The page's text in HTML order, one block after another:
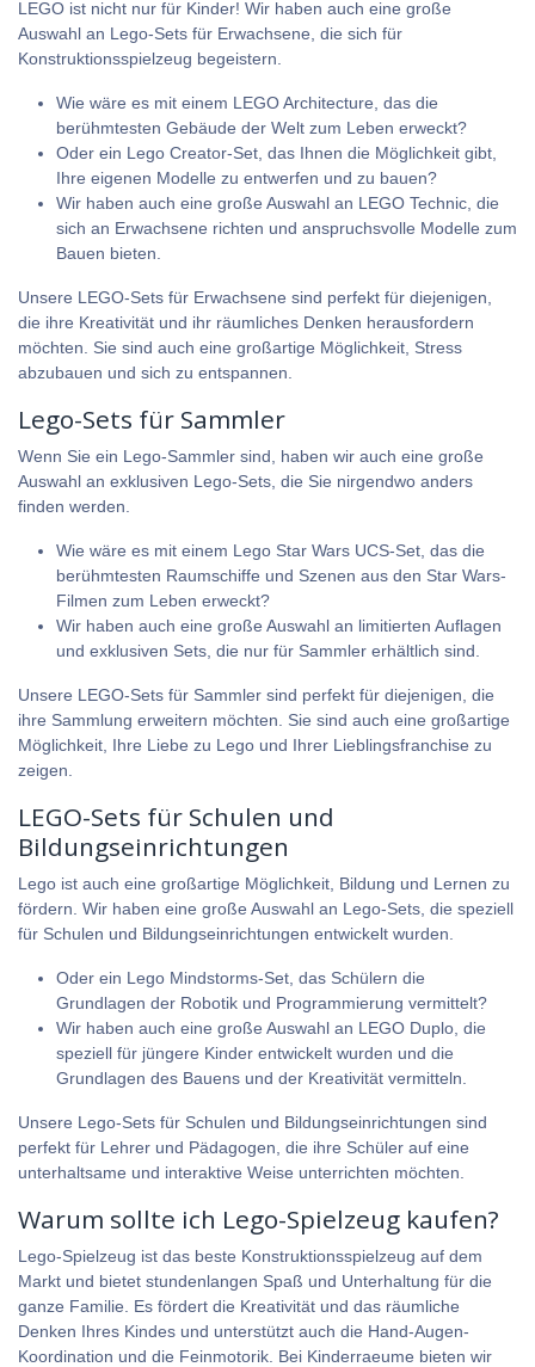
LEGO ist nicht nur für Kinder! Wir haben auch eine große
Auswahl an Lego-Sets für Erwachsene, die sich für
Konstruktionsspielzeug begeistern.
Wie wäre es mit einem LEGO Architecture , das die
berühmtesten Gebäude der Welt zum Leben erweckt?
Oder ein Lego Creator-Set, das Ihnen die Möglichkeit gibt,
Ihre eigenen Modelle zu entwerfen und zu bauen?
Wir haben auch eine große Auswahl an LEGO Technic , die
sich an Erwachsene richten und anspruchsvolle Modelle zum
Bauen bieten.
Unsere LEGO-Sets für Erwachsene sind perfekt für diejenigen,
die ihre Kreativität und ihr räumliches Denken herausfordern
möchten. Sie sind auch eine großartige Möglichkeit, Stress
abzubauen und sich zu entspannen.
Lego-Sets für Sammler
Wenn Sie ein Lego-Sammler sind, haben wir auch eine große
Auswahl an exklusiven Lego-Sets, die Sie nirgendwo anders
finden werden.
Wie wäre es mit einem Lego Star Wars UCS-Set, das die
berühmtesten Raumschiffe und Szenen aus den Star Wars-
Filmen zum Leben erweckt?
Wir haben auch eine große Auswahl an limitierten Auflagen
und exklusiven Sets, die nur für Sammler erhältlich sind.
Unsere LEGO-Sets für Sammler sind perfekt für diejenigen, die
ihre Sammlung erweitern möchten. Sie sind auch eine großartige
Möglichkeit, Ihre Liebe zu Lego und Ihrer Lieblingsfranchise zu
zeigen.
LEGO-Sets für Schulen und
Bildungseinrichtungen
Lego ist auch eine großartige Möglichkeit, Bildung und Lernen zu
fördern. Wir haben eine große Auswahl an Lego-Sets, die speziell
für Schulen und Bildungseinrichtungen entwickelt wurden.
Oder ein Lego Mindstorms-Set, das Schülern die
Grundlagen der Robotik und Programmierung vermittelt?
Wir haben auch eine große Auswahl an LEGO Duplo , die
speziell für jüngere Kinder entwickelt wurden und die
Grundlagen des Bauens und der Kreativität vermitteln.
Unsere Lego-Sets für Schulen und Bildungseinrichtungen sind
perfekt für Lehrer und Pädagogen, die ihre Schüler auf eine
unterhaltsame und interaktive Weise unterrichten möchten.
Warum sollte ich Lego-Spielzeug kaufen?
Lego-Spielzeug ist das beste Konstruktionsspielzeug auf dem
Markt und bietet stundenlangen Spaß und Unterhaltung für die
ganze Familie. Es fördert die Kreativität und das räumliche
Denken Ihres Kindes und unterstützt auch die Hand-Augen-
Koordination und die Feinmotorik. Bei Kinderraeume bieten wir